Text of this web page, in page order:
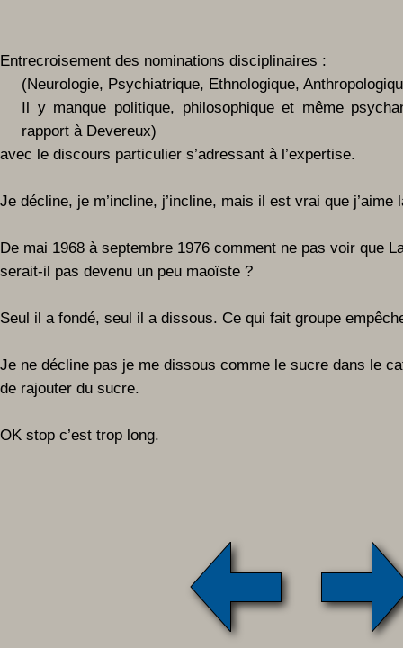
Entrecroisement des nominations disciplinaires :
(Neurologie, Psychiatrique, Ethnologique,
Il y manque politique, philosophique et même
rapport à Devereux)
avec le discours particulier s’adressant à l’expertise.
Je décline, je m’incline, j’incline, mais il est vrai que j’aime
De mai 1968 à septembre 1976 comment ne pas voir que
serait-il pas devenu un peu maoïste ?
Seul il a fondé, seul il a dissous. Ce qui fait groupe
Je ne décline pas je me dissous comme le sucre dans le
de rajouter du sucre.
OK stop c’est trop long.